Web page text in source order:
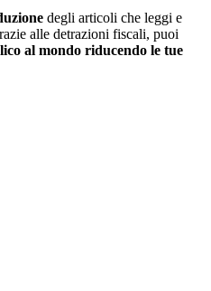
degli articoli che leggi e
alle detrazioni fiscali, puoi
al mondo riducendo le tue